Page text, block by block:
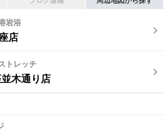
団体様歓迎
岩浴
店
トレッチ
木通り店